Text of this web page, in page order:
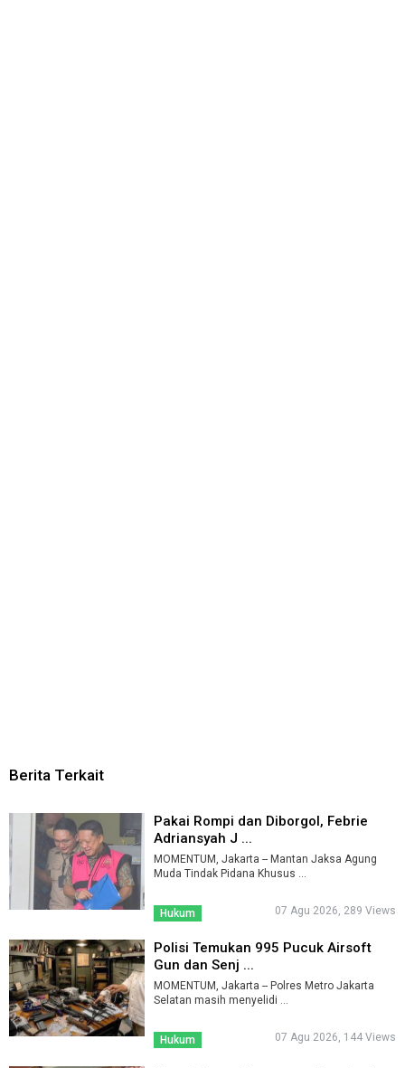
Berita Terkait
Pakai Rompi dan Diborgol, Febrie
Adriansyah J ...
MOMENTUM, Jakarta -- Mantan Jaksa Agung
Muda Tindak Pidana Khusus ...
Hukum 07 Agu 2026, 289 Views
Polisi Temukan 995 Pucuk Airsoft
Gun dan Senj ...
MOMENTUM, Jakarta -- Polres Metro Jakarta
Selatan masih menyelidi ...
Hukum 07 Agu 2026, 144 Views